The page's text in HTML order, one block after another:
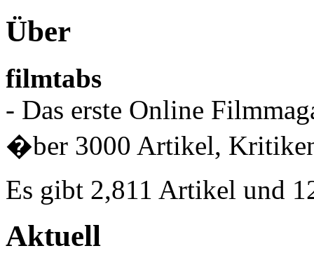
Über
filmtabs
- Das erste Online
�ber 3000 Artikel,
Es gibt 2,811 Artikel und
Aktuell